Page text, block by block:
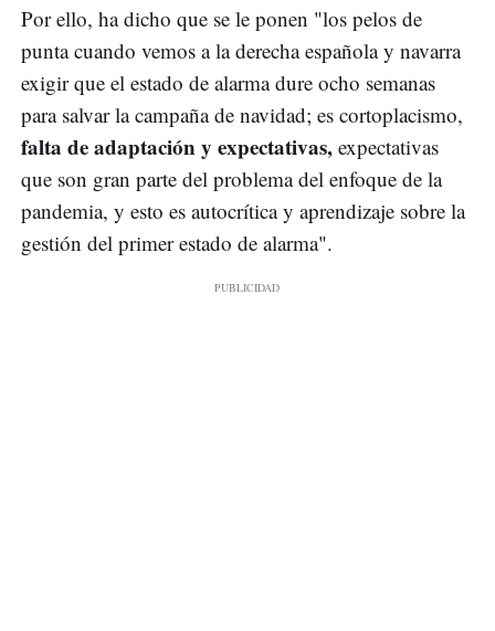
Por ello, ha dicho que se le ponen "los pelos de
punta cuando vemos a la derecha española y navarra
exigir que el estado de alarma dure ocho semanas
para salvar la campaña de navidad; es cortoplacismo,
falta de adaptación y expectativas, expectativas
que son gran parte del problema del enfoque de la
pandemia, y esto es autocrítica y aprendizaje sobre la
gestión del primer estado de alarma".